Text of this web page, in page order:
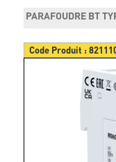
PARAFOUDRE BT
Code Produit :